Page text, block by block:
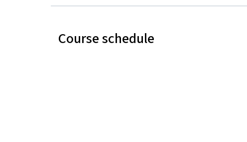
Course schedule